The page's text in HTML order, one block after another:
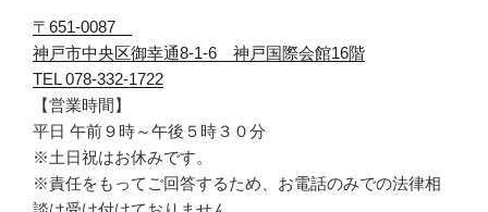
〒651-0087
神戸市中央区御幸通8-1-6 神戸国際会館16階
TEL 078-332-1722
【営業時間】
平日 午前９時～午後５時３０分
※土日祝はお休みです。
※責任をもってご回答するため、お電話のみでの法律相